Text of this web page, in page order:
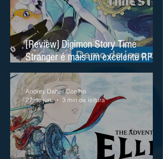
[Review] Digimon Story Time
Stranger é mais um excelente RPG
no Nintendo Switch 2
Andrey Daher Coelho
27 de jun.
3 min de leitura